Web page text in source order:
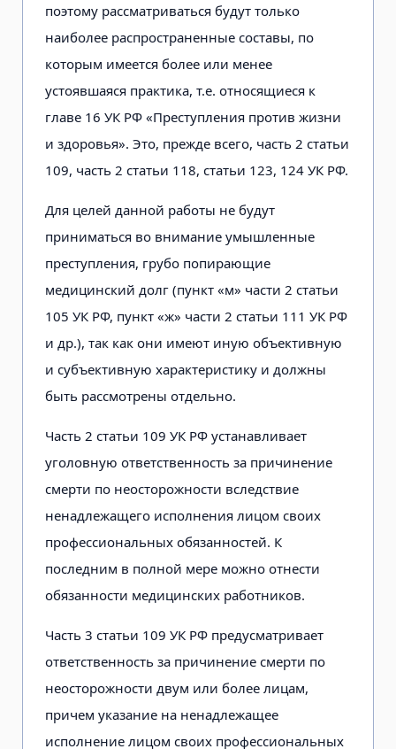
поэтому рассматриваться будут только
наиболее распространенные составы, по
которым имеется более или менее
устоявшаяся практика, т.е. относящиеся к
главе 16 УК РФ «Преступления против жизни
и здоровья». Это, прежде всего, часть 2 статьи
109, часть 2 статьи 118, статьи 123, 124 УК РФ.
Для целей данной работы не будут
приниматься во внимание умышленные
преступления, грубо попирающие
медицинский долг (пункт «м» части 2 статьи
105 УК РФ, пункт «ж» части 2 статьи 111 УК РФ
и др.), так как они имеют иную объективную
и субъективную характеристику и должны
быть рассмотрены отдельно.
Часть 2 статьи 109 УК РФ устанавливает
уголовную ответственность за причинение
смерти по неосторожности вследствие
ненадлежащего исполнения лицом своих
профессиональных обязанностей. К
последним в полной мере можно отнести
обязанности медицинских работников.
Часть 3 статьи 109 УК РФ предусматривает
ответственность за причинение смерти по
неосторожности двум или более лицам,
причем указание на ненадлежащее
исполнение лицом своих профессиональных